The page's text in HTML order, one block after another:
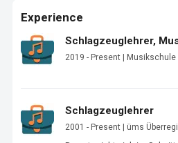
Experience
Schlagzeuglehrer,
2019 - Present | Musikschule
Schlagzeuglehrer
2001 - Present | üms